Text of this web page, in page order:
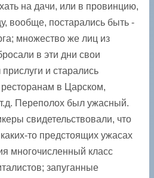
на дачи, или в провинцию,
вообще, постарались быть
множество же лиц из
в эти дни свои
и старались
в Царском,
Переполох был ужасный.
свидетельствовали, что
то предстоящих ужасах
многочисленный класс
запуганные